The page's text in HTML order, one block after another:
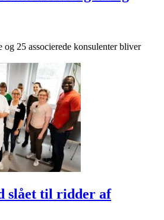
og 25 associerede konsulenter bliver
slået til ridder af